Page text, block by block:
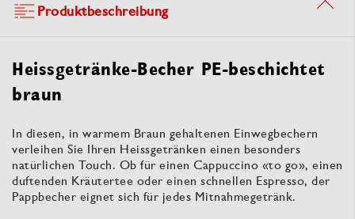
Produktbeschreibung
Heissgetränke-Becher PE-beschichtet
braun
In diesen, in warmem Braun gehaltenen Einwegbechern
verleihen Sie Ihren Heissgetränken einen besonders
natürlichen Touch. Ob für einen Cappuccino «to go», einen
duftenden Kräutertee oder einen schnellen Espresso, der
Pappbecher eignet sich für jedes Mitnahmegetränk.